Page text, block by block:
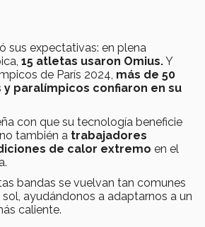
sus expectativas: en plena
15 atletas usaron Omius.Y
de París 2024, más de 50
paralímpicos confiaron en su
con que su tecnología beneficie
también a trabajadores
de calor extremo en el
bandas se vuelvan tan comunes
ayudándonos a adaptarnos a un
caliente.